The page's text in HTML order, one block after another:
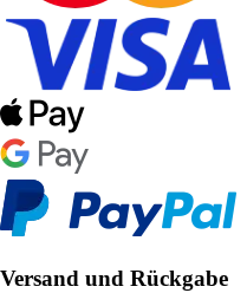
Versand und Rückgabe